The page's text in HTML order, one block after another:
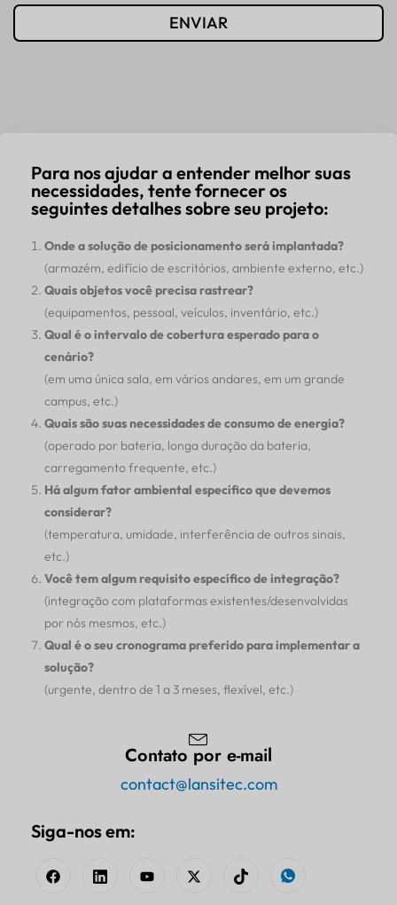
ENVIAR
Para nos ajudar a entender melhor suas
necessidades, tente fornecer os
seguintes detalhes sobre seu projeto:
Onde a solução de posicionamento será implantada?
(armazém, edifício de escritórios, ambiente externo, etc.)
Quais objetos você precisa rastrear?
(equipamentos, pessoal, veículos, inventário, etc.)
Qual é o intervalo de cobertura esperado para o
cenário?
(em uma única sala, em vários andares, em um grande
campus, etc.)
Quais são suas necessidades de consumo de energia?
(operado por bateria, longa duração da bateria,
carregamento frequente, etc.)
Há algum fator ambiental específico que devemos
considerar?
(temperatura, umidade, interferência de outros sinais,
etc.)
Você tem algum requisito específico de integração?
(integração com plataformas existentes/desenvolvidas
por nós mesmos, etc.)
Qual é o seu cronograma preferido para implementar a
solução?
(urgente, dentro de 1 a 3 meses, flexível, etc.)
Contato por e-mail
contact@lansitec.com
Siga-nos em: